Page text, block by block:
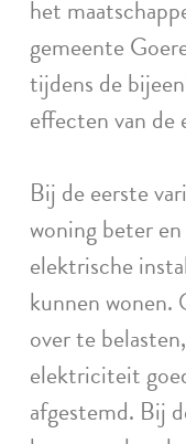
het
gemeente
tijdens de
effecten van de
Bij de eerste
woning beter
elektrische
kunnen
over te
elektriciteit
afgestemd. Bij